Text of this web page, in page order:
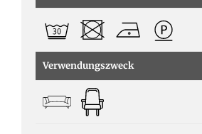
Verwendungszweck